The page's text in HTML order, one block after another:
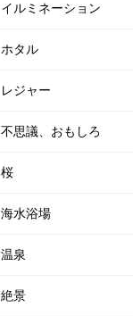
イルミネーション
ホタル
レジャー
不思議、おもしろ
桜
海水浴場
温泉
絶景